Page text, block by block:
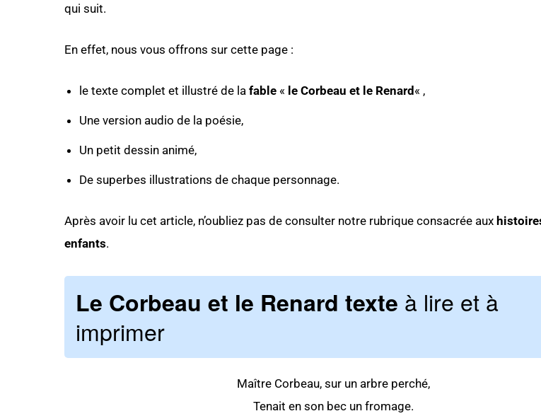
qui suit.
En effet, nous vous offrons sur cette page :
le texte complet et illustré de la fable « le Corbeau et le Renard « ,
Une version audio de la poésie,
Un petit dessin animé,
De superbes illustrations de chaque personnage.
Après avoir lu cet article, n’oubliez pas de consulter notre rubrique consacrée aux
enfants.
Le Corbeau et le Renard texte à lire et à
imprimer
Maître Corbeau, sur un arbre perché,
Tenait en son bec un fromage.